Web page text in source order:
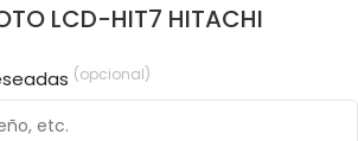
LCD-HIT7 HITACHI
(opcional)